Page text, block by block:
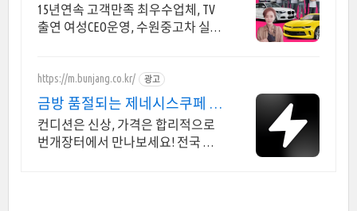
최우수모범업체에서!
15년연속 고객만족 최우수업체, TV
출연 여성CEO운영, 수원중고차 실매
https://m.bunjang.co.kr/ 광고
금방 품절되는 제네시스쿠페 국
내 최대 브랜드 중고거래
컨디션은 신상, 가격은 합리적으로
번개장터에서 만나보세요! 전국 각